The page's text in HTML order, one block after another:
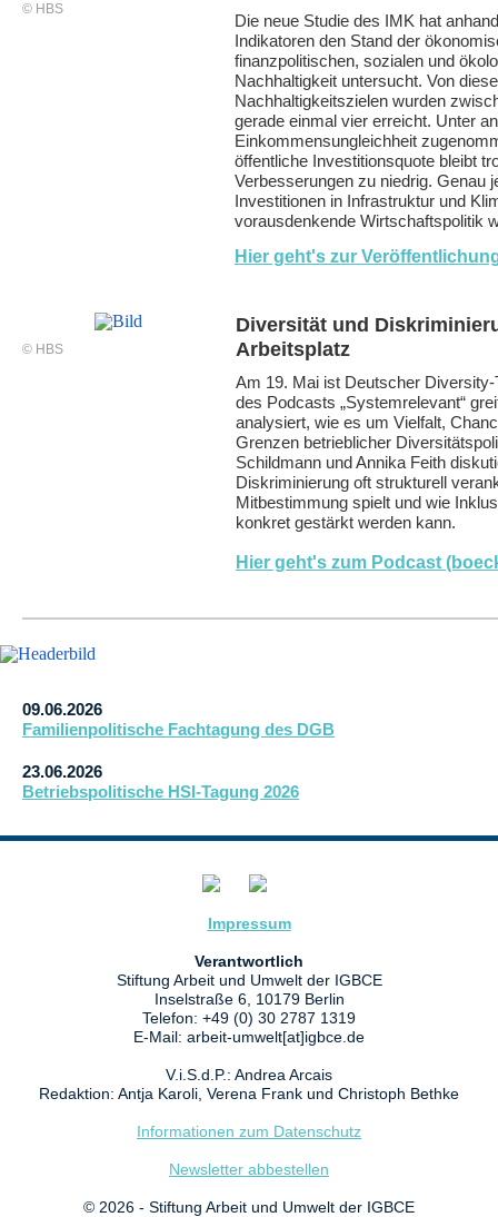
© HBS
Die neue Studie des IMK hat
Indikatoren den Stand der
finanzpolitischen, sozialen und
Nachhaltigkeit untersucht. Von
Nachhaltigkeitszielen wurden
gerade einmal vier erreicht. Unter
Einkommensungleichheit
öffentliche Investitionsquote bleibt
Verbesserungen zu niedrig. Genau
Investitionen in Infrastruktur und
vorausdenkende Wirtschaftspolitik
Hier geht's zur
© HBS
Diversität und
Arbeitsplatz
Am 19. Mai ist Deutscher Diversity-
des Podcasts „Systemrelevant“
analysiert, wie es um Vielfalt,
Grenzen betrieblicher
Schildmann und Annika Feith
Diskriminierung oft strukturell
Mitbestimmung spielt und wie
konkret gestärkt werden kann.
Hier geht's zum Podcast
09.06.2026
Familienpolitische Fachtagung des DGB
23.06.2026
Betriebspolitische HSI-Tagung 2026
Impressum
Verantwortlich
Stiftung Arbeit und Umwelt der IGBCE
Inselstraße 6, 10179 Berlin
Telefon: +49 (0) 30 2787 1319
E-Mail: arbeit-umwelt[at]igbce.de
V.i.S.d.P.: Andrea Arcais
Redaktion: Antja Karoli, Verena Frank und Christoph Bethke
Informationen zum Datenschutz
Newsletter abbestellen
© 2026 - Stiftung Arbeit und Umwelt der IGBCE